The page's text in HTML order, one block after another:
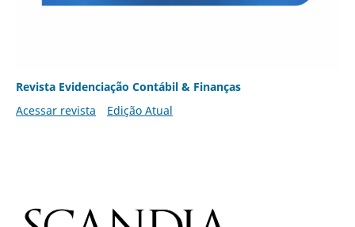
Revista Evidenciação Contábil & Finanças
Acessar revista
Edição Atual